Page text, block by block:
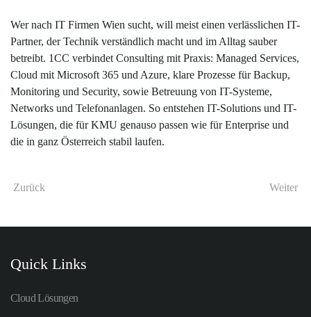
Wer nach IT Firmen Wien sucht, will meist einen verlässlichen IT-
Partner, der Technik verständlich macht und im Alltag sauber
betreibt. 1CC verbindet Consulting mit Praxis: Managed Services,
Cloud mit Microsoft 365 und Azure, klare Prozesse für Backup,
Monitoring und Security, sowie Betreuung von IT-Systeme,
Networks und Telefonanlagen. So entstehen IT-Solutions und IT-
Lösungen, die für KMU genauso passen wie für Enterprise und
die in ganz Österreich stabil laufen.
Zurück Weiter
Quick Links
Cloud Lösungen